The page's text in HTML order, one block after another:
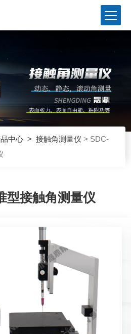
中心 >接触角测量仪 > SDC-
型接触角测量仪